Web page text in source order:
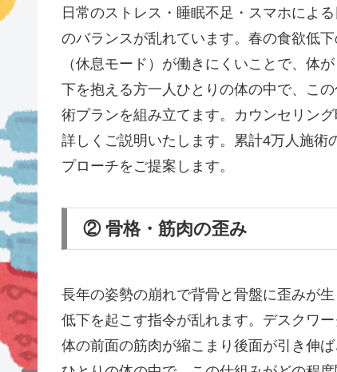
日常のストレス・睡眠不足・スマホによ
のバランスが乱れています。春の食欲低
（休息モード）が働きにくいことで、体
下を抱える方一人ひとりの体の中で、こ
術プランを組み立てます。カウンセリン
詳しくご説明いたします。累計4万人施術
プローチをご提案します。
② 骨格・筋肉の歪み
長年の姿勢の崩れで背骨と骨盤に歪みが
低下を起こす指令が乱れます。デスクワ
体の前面の筋肉が縮こまり後面が引き伸